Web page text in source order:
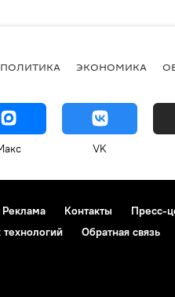
ПОЛИТИКА ЭКОНОМИКА
VK
Реклама Контакты Пресс-
Обратная связь